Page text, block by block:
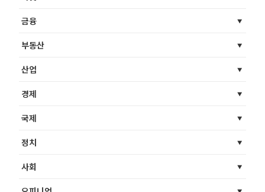
금융
부동산
산업
경제
국제
정치
사회